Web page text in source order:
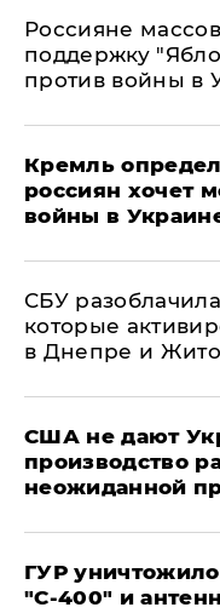
Россияне
поддержку
против войны в
Кремль
россиян хочет
войны в
СБУ
которые
в Днепре и
США не дают
производство
неожиданной
ГУР
"С‑400" и